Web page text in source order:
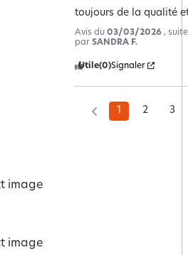
toujours de la qualité
Avis du 03/03/2026 ,
par SANDRA F.
Utile(0)Signaler
1 2 3